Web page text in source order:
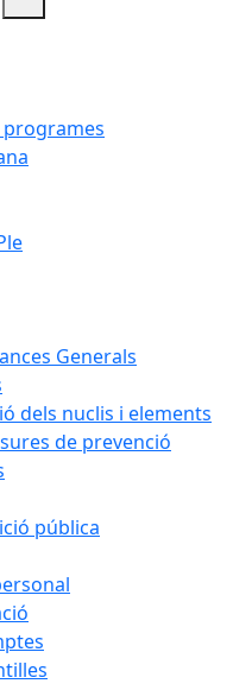
programes
Generals
dels nuclis i elements
de prevenció
pública